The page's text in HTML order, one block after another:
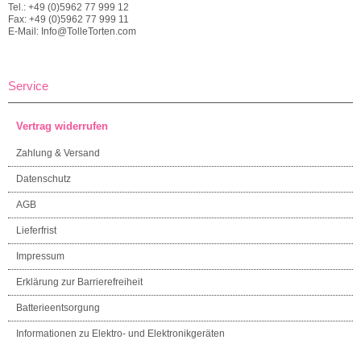
Tel.: +49 (0)5962 77 999 12
Fax: +49 (0)5962 77 999 11
E-Mail: Info@TolleTorten.com
Service
Vertrag widerrufen
Zahlung & Versand
Datenschutz
AGB
Lieferfrist
Impressum
Erklärung zur Barrierefreiheit
Batterieentsorgung
Informationen zu Elektro- und Elektronikgeräten